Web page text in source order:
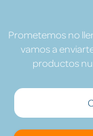
Prometemos no
vamos a
productos